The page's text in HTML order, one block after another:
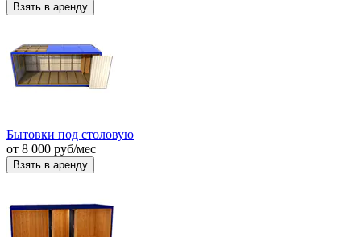
Взять в аренду
Бытовки под столовую
от 8 000 руб/мес
Взять в аренду